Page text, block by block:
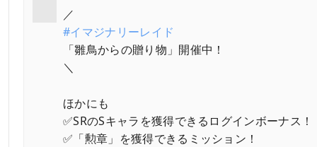
／
#イマジナリーレイド
「雛鳥からの贈り物」開催中！
＼
ほかにも
✅SRのSキャラを獲得できるログインボーナス！
✅「勲章」を獲得できるミッション！